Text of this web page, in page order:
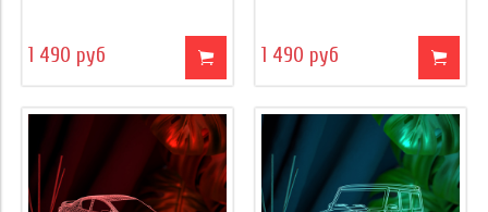
1 490 руб 1 490 руб